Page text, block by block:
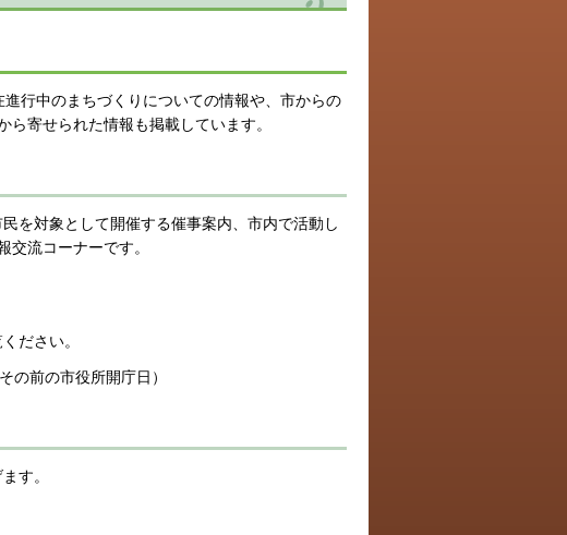
行中のまちづくりについての情報や、市からの
寄せられた情報も掲載しています。
を対象として開催する催事案内、市内で活動し
流コーナーです。
ださい。
の前の市役所開庁日）
す。